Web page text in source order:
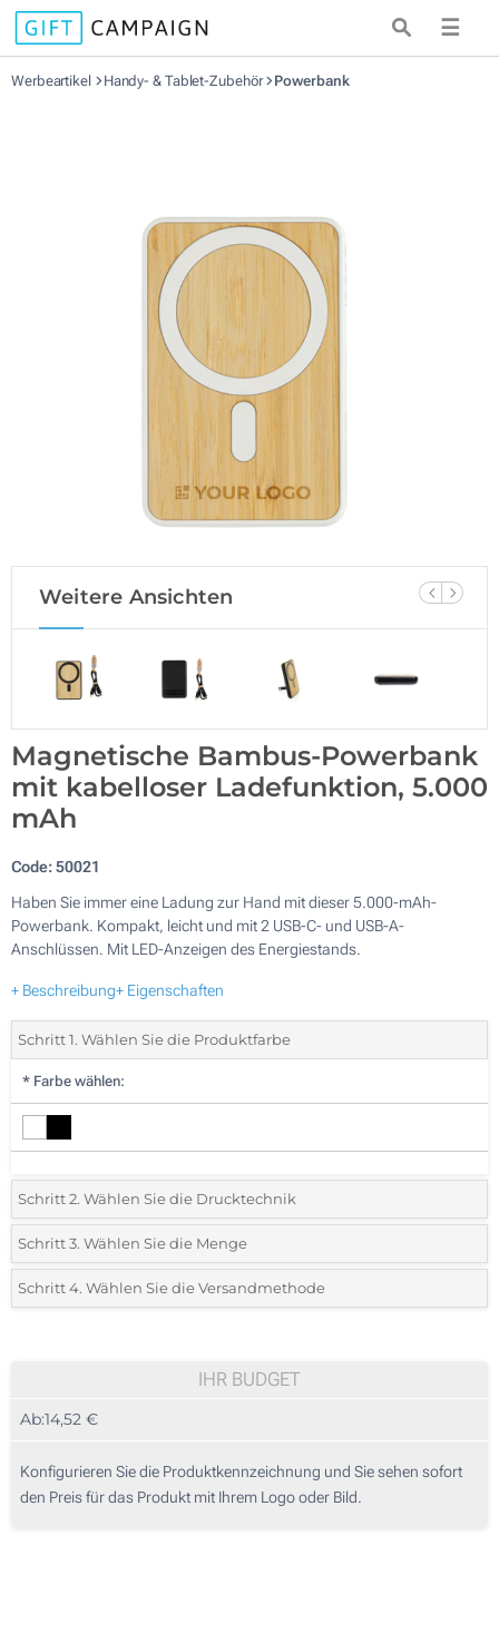
☰
Werbeartikel Handy- & Tablet-Zubehör Powerbank
Weitere Ansichten
Magnetische Bambus-Powerbank
mit kabelloser Ladefunktion, 5.000
mAh
Code:50021
Haben Sie immer eine Ladung zur Hand mit dieser 5.000-mAh-
Powerbank. Kompakt, leicht und mit 2 USB-C- und USB-A-
Anschlüssen. Mit LED-Anzeigen des Energiestands.
+ Beschreibung+ Eigenschaften
Schritt 1. Wählen Sie die Produktfarbe
* Farbe wählen:
Schritt 2. Wählen Sie die Drucktechnik
*Wählen Sie die Druck- und Farbtechniken für Ihr Logo:
1 Farbig (Auf einer Seite)
3 Farbig (Auf einer Seite)
Lasergravur (Auf einer Seite)
Schritt 3. Wählen Sie die Menge
*Bitte wählen Sie Ihre gewünschte Menge
10
50
Schritt 4. Wählen Sie die Versandmethode
IHR BUDGET
Ab:14,52 €
Konfigurieren Sie die Produktkennzeichnung und Sie sehen sofort
den Preis für das Produkt mit Ihrem Logo oder Bild.